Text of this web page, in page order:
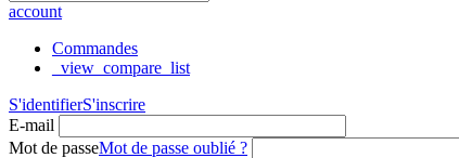
account
Commandes
_view_compare_list
S'identifierS'inscrire
E-mail
Mot de passeMot de passe oublié ?